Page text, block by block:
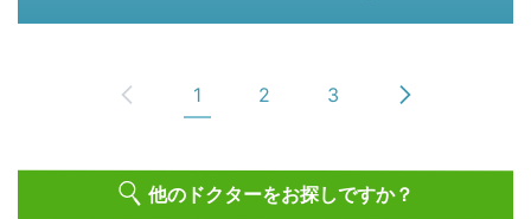
1 2 3
他のドクターをお探しですか？